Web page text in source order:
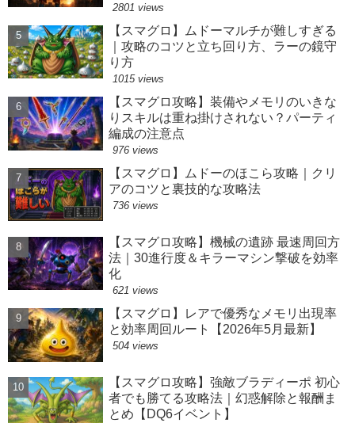
2801 views
【スマグロ】ムドーマルチが難しすぎる
｜攻略のコツと立ち回り方、ラーの鏡守
り方
1015 views
【スマグロ攻略】装備やメモリのいきな
りスキルは重ね掛けされない？パーティ
編成の注意点
976 views
【スマグロ】ムドーのほこら攻略｜クリ
アのコツと裏技的な攻略法
736 views
【スマグロ攻略】機械の遺跡 最速周回方
法｜30進行度＆キラーマシン撃破を効率
化
621 views
【スマグロ】レアで優秀なメモリ出現率
と効率周回ルート【2026年5月最新】
504 views
【スマグロ攻略】強敵ブラディーポ 初心
者でも勝てる攻略法｜幻惑解除と報酬ま
とめ【DQ6イベント】